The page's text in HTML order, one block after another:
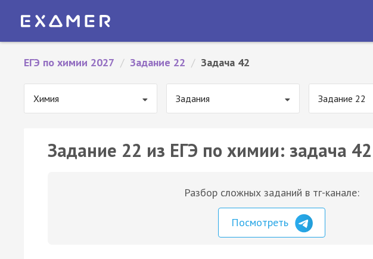
ЕГЭ по химии 2027 / Задание 22 / Задача 42
Химия Задания Задание 22
Задание 22 из ЕГЭ по химии: задача 42
Разбор сложных заданий в тг-канале:
Посмотреть